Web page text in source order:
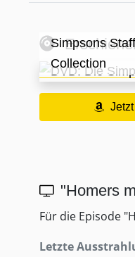
Simpsons
Collection
"Homers
Für die Episode
Letzte